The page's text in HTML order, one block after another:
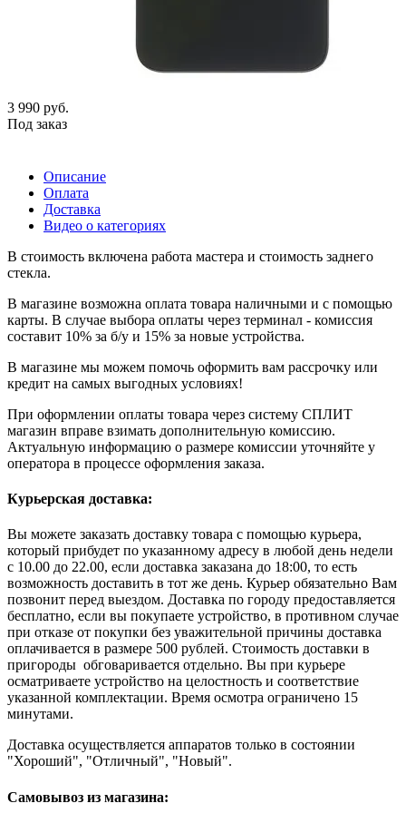
3 990 руб.
Под заказ
Описание
Оплата
Доставка
Видео о категориях
В стоимость включена работа мастера и стоимость заднего
стекла.
В магазине возможна оплата товара наличными и с помощью
карты. В случае выбора оплаты через терминал - комиссия
составит 10% за б/у и 15% за новые устройства.
В магазине мы можем помочь оформить вам рассрочку или
кредит на самых выгодных условиях!
При оформлении оплаты товара через систему СПЛИТ
магазин вправе взимать дополнительную комиссию.
Актуальную информацию о размере комиссии уточняйте у
оператора в процессе оформления заказа.
Курьерская доставка:
Вы можете заказать доставку товара с помощью курьера,
который прибудет по указанному адресу в любой день недели
с 10.00 до 22.00, если доставка заказана до 18:00, то есть
возможность доставить в тот же день. Курьер обязательно Вам
позвонит перед выездом. Доставка по городу предоставляется
бесплатно, если вы покупаете устройство, в противном случае
при отказе от покупки без уважительной причины доставка
оплачивается в размере 500 рублей. Стоимость доставки в
пригороды обговаривается отдельно. Вы при курьере
осматриваете устройство на целостность и соответствие
указанной комплектации. Время осмотра ограничено 15
минутами.
Доставка осуществляется аппаратов только в состоянии
"Хороший", "Отличный", "Новый".
Самовывоз из магазина: